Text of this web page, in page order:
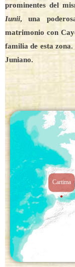
prominentes del
Iunii, una
matrimonio con
familia de esta
Juniano.
Cartima